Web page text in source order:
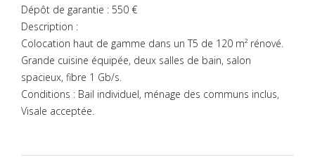
Dépôt de garantie : 550 €
Description :
Colocation haut de gamme dans un T5 de 120 m² rénové.
Grande cuisine équipée, deux salles de bain, salon
spacieux, fibre 1 Gb/s.
Conditions : Bail individuel, ménage des communs inclus,
Visale acceptée.